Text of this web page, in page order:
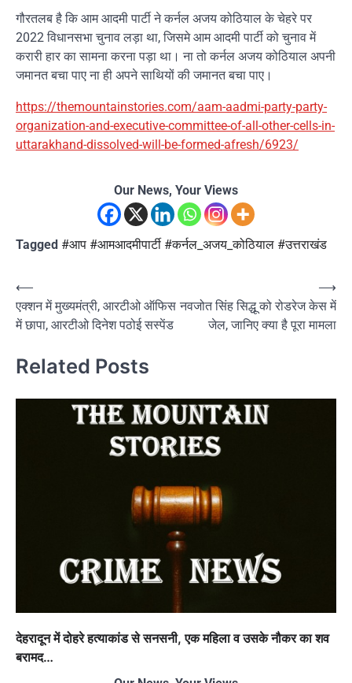
गौरतलब है कि आम आदमी पार्टी ने कर्नल अजय कोठियाल के चेहरे पर
2022 विधानसभा चुनाव लड़ा था, जिसमे आम आदमी पार्टी को चुनाव में
करारी हार का सामना करना पड़ा था। ना तो कर्नल अजय कोठियाल अपनी
जमानत बचा पाए ना ही अपने साथियों की जमानत बचा पाए।
https://themountainstories.com/aam-aadmi-party-party-
organization-and-executive-committee-of-all-other-cells-in-
uttarakhand-dissolved-will-be-formed-afresh/6923/
Our News, Your Views
Tagged #आप #आमआदमीपार्टी #कर्नल_अजय_कोठियाल #उत्तराखंड
Post
navigation
⟵
एक्शन में मुख्यमंत्री, आरटीओ ऑफिस
में छापा, आरटीओ दिनेश पठोई सस्पेंड
नवजोत सिंह सिद्धू को रोडरेज केस में
जेल, जानिए क्या है पूरा मामला
⟶
Related Posts
देहरादून में दोहरे हत्याकांड से सनसनी, एक महिला व उसके नौकर का शव
बरामद…